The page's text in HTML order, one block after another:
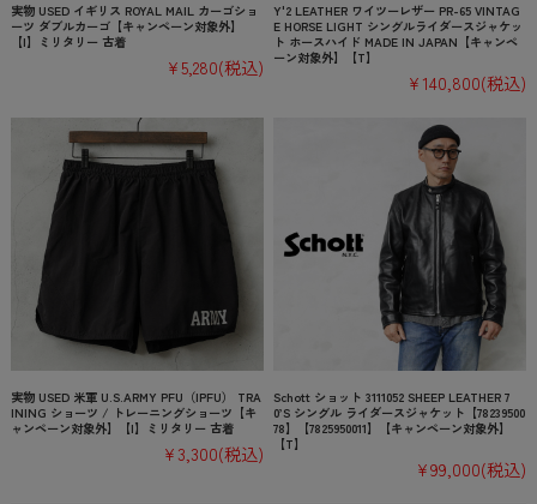
実物 USED イギリス ROYAL MAIL カーゴショ
ーツ ダブルカーゴ【キャンペーン対象外】
【I】ミリタリー 古着
¥5,280(税込)
Y'2 LEATHER ワイツーレザー PR-65 VINTAG
E HORSE LIGHT シングルライダースジャケッ
ト ホースハイド MADE IN JAPAN【キャンペ
ーン対象外】【T】
¥140,800(税込)
実物 USED 米軍 U.S.ARMY PFU（IPFU） TRA
INING ショーツ / トレーニングショーツ【キ
ャンペーン対象外】【I】ミリタリー 古着
¥3,300(税込)
Schott ショット 3111052 SHEEP LEATHER 7
0’S シングル ライダースジャケット【78239500
78】【7825950011】【キャンペーン対象外】
【T】
¥99,000(税込)